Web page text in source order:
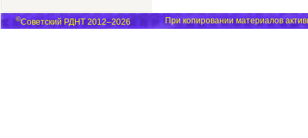
©Советский РДНТ 2012–2026 При копировании материалов